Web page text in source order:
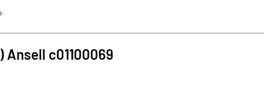
Ansell c01100069